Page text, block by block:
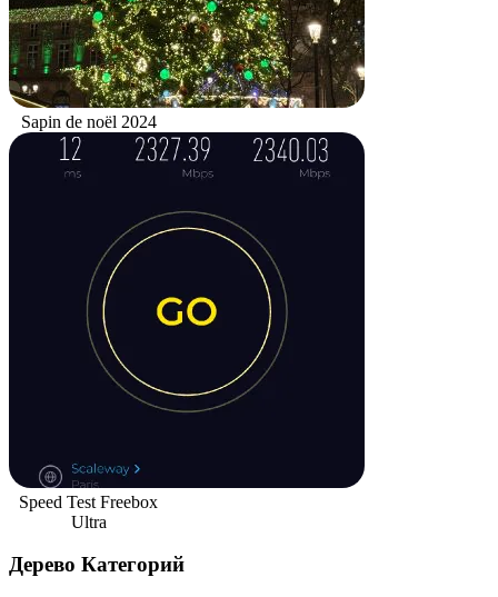
Sapin de noël 2024
Speed Test Freebox
Ultra
Дерево Категорий